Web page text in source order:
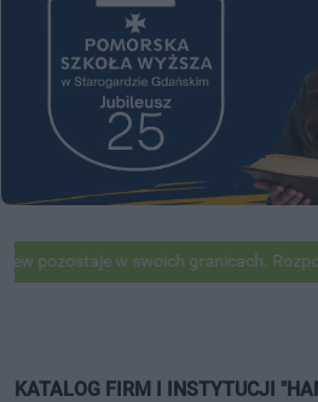
w swoich granicach.
KATALOG FIRM I INSTYTUCJI